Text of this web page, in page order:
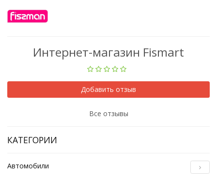
Интернет-магазин Fismart
Добавить отзыв
Все отзывы
КАТЕГОРИИ
Автомобили